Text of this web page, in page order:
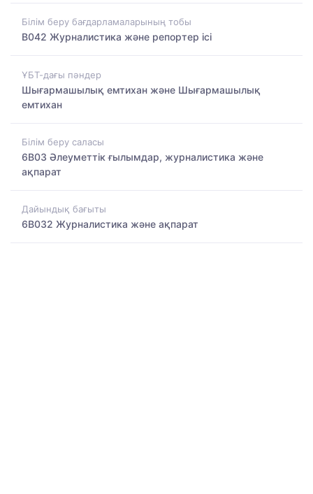
Білім беру бағдарламаларының тобы
B042 Журналистика және репортер ісі
ҰБТ-дағы пәндер
Шығармашылық емтихан және Шығармашылық
емтихан
Білім беру саласы
6B03 Әлеуметтік ғылымдар, журналистика және
ақпарат
Дайындық бағыты
6B032 Журналистика және ақпарат